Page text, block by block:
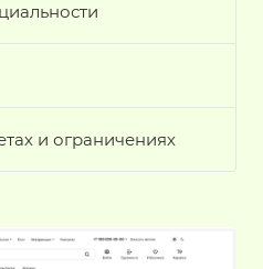
и ограничениях